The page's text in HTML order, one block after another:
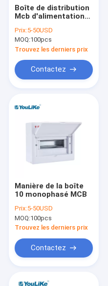
Boîte de distribution
Mcb d'alimentation
domestique
monophasé de
tableau de
distribution de 13
voies
Prix:5-50USD
MOQ:100pcs
Trouvez les derniers prix
Contactez
Manière de la boîte
10 monophasé MCB
Prix:5-50USD
MOQ:100pcs
Trouvez les derniers prix
Contactez